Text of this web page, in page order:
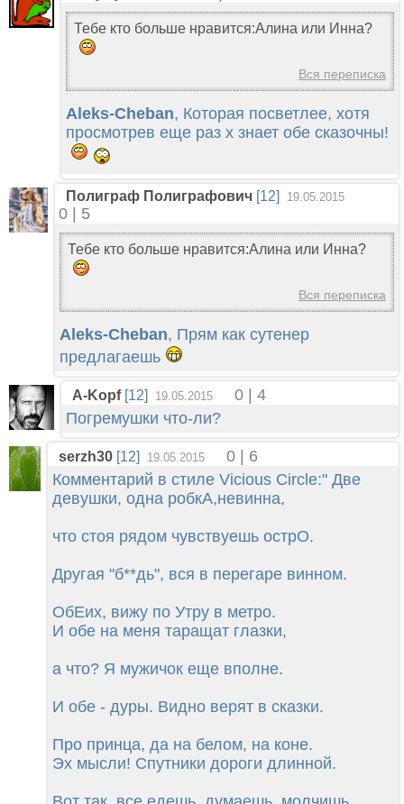
Тебе кто больше нравится:Алина или Инна?
Вся переписка
Aleks-Cheban, Которая посветлее, хотя
просмотрев еще раз х знает обе сказочны!
Полиграф Полиграфович [12] 19.05.2015
0 | 5
Тебе кто больше нравится:Алина или Инна?
Вся переписка
Aleks-Cheban, Прям как сутенер
предлагаешь
A-Kopf[12] 19.05.2015
0 | 4
Погремушки что-ли?
serzh30 [12] 19.05.2015
0 | 6
Комментарий в стиле Vicious Circle:" Две
девушки, одна робкА,невинна,
что стоя рядом чувствуешь острО.
Другая "б**дь", вся в перегаре винном.
ОбЕих, вижу по Утру в метро.
И обе на меня таращат глазки,
а что? Я мужичок еще вполне.
И обе - дуры. Видно верят в сказки.
Про принца, да на белом, на коне.
Эх мысли! Спутники дороги длинной.